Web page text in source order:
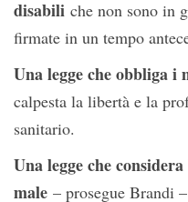
disabili che non sono in
firmate in un tempo
Una legge che obbliga i
calpesta la libertà e la
sanitario.
Una legge che
male – prosegue Brandi